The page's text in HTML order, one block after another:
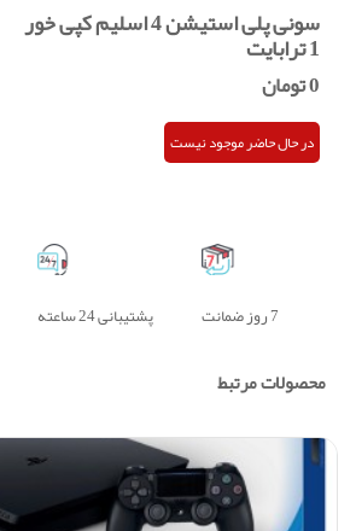
سونی پلی استیشن 4 اسلیم کپی خور
1 ترابایت
0تومان
در حال حاضر موجود نیست
پشتیبانی 24 ساعته 7 روز ضمانت
محصولات مرتبط